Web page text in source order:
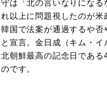
は「北の言いなりになる
以上に問題視したのが米
国で法案が通過するや否
宣言。金日成（キム・イ
朝鮮最高の記念日である
です。